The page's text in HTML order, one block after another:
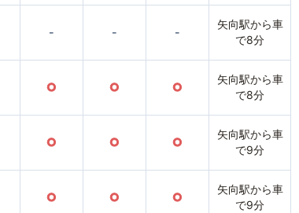
- - -
矢向駅から車
で8分
○ ○ ○
矢向駅から車
で8分
○ ○ ○
矢向駅から車
で9分
○ ○ ○
矢向駅から車
で9分